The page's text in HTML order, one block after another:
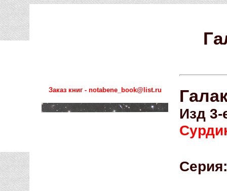
Заказ книг - notabene_book@list.ru
Изд 3-